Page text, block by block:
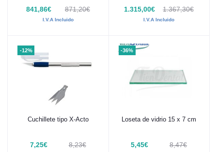
841,86€ 871,20€
I.V.A Incluido
1.315,00€ 1.367,30€
I.V.A Incluido
-12%
Añadir al carrito
Cuchillete tipo X-Acto
7,25€ 8,23€
-36%
Añadir al carrito
Loseta de vidrio 15 x 7 cm
5,45€ 8,47€